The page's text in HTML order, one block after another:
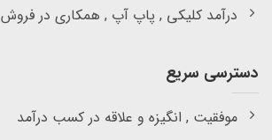
درآمد کلیکی , پاپ آپ , همکاری در فروش
دسترسی سریع
موفقیت , انگیزه و علاقه در کسب درآمد